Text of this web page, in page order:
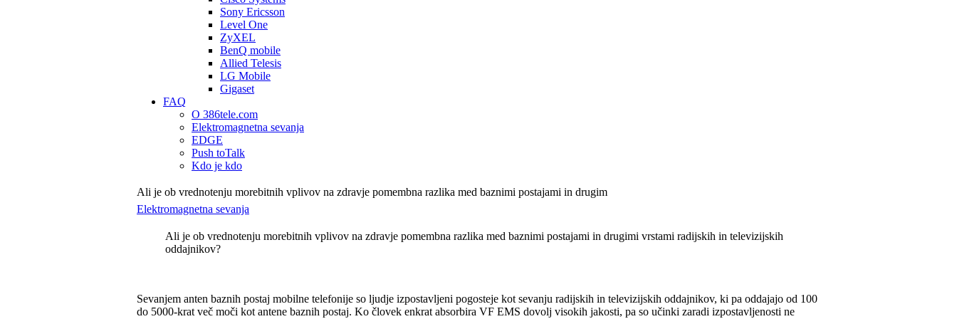
Sony Ericsson
Level One
ZyXEL
BenQ mobile
Allied Telesis
LG Mobile
Gigaset
FAQ
O 386tele.com
Elektromagnetna sevanja
EDGE
Push toTalk
Kdo je kdo
Ali je ob vrednotenju morebitnih vplivov na zdravje pomembna razlika med baznimi postajami in drugim
Elektromagnetna sevanja
Ali je ob vrednotenju morebitnih vplivov na zdravje pomembna razlika med baznimi postajami in drugimi vrstami radijskih in televizijskih
oddajnikov?
Sevanjem anten baznih postaj mobilne telefonije so ljudje izpostavljeni pogosteje kot sevanju radijskih in televizijskih oddajnikov, ki pa oddajajo od 100
do 5000-krat več moči kot antene baznih postaj. Ko človek enkrat absorbira VF EMS dovolj visokih jakosti, pa so učinki zaradi izpostavljenosti ne